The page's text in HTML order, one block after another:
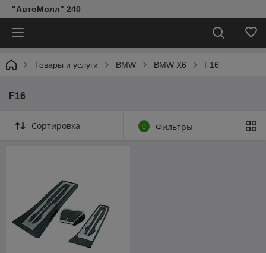
"АвтоМолл" 240
Товары и услуги BMW BMW X6 F16
F16
Сортировка 0 Фильтры